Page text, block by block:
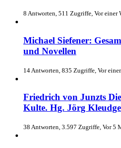
8 Antworten, 511 Zugriffe, Vor einer
Michael Siefener:
und Novellen
14 Antworten, 835 Zugriffe, Vor
Friedrich von Junzts
Kulte. Hg. Jörg
38 Antworten, 3.597 Zugriffe, Vor 5